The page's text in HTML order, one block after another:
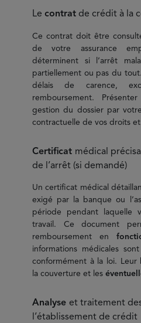
Le contrat de crédit à la
Ce contrat doit être
de votre assurance
déterminent si l’arrêt
partiellement ou pas du
délais de carence,
remboursement.
gestion du dossier par
contractuelle de vos droits
Certificat médical
de l’arrêt (si demandé)
Un certificat médical
exigé par la banque ou
période pendant laquelle
travail. Ce document
remboursement en
informations médicales
conformément à la loi. Leur
la couverture et les
Analyse et traitement
l’établissement de crédit